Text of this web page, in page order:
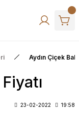
Aydın Çiçek Bal
23-02-2022 19:58